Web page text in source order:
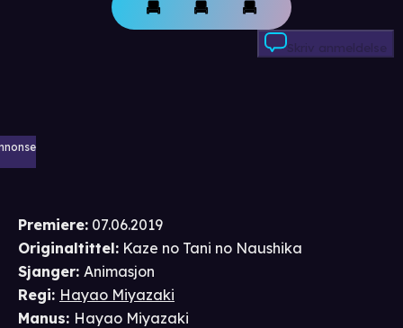
Skriv anmeldelse
Premiere: 07.06.2019
Originaltittel: Kaze no Tani no Naushika
Sjanger: Animasjon
Regi: Hayao Miyazaki
Manus: Hayao Miyazaki